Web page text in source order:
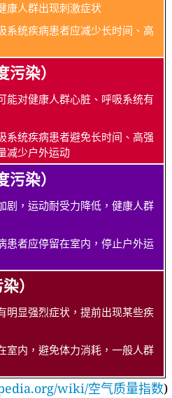
康人群出现刺激症状
系统疾病患者应减少长时间、高
染）
能对健康人群心脏、呼吸系统有
系统疾病患者避免长时间、高强
减少户外运动
染）
剧，运动耐受力降低，健康人群
患者应停留在室内，停止户外运
）
明显强烈症状，提前出现某些疾
室内，避免体力消耗，一般人群
wiki/空气质量指数)